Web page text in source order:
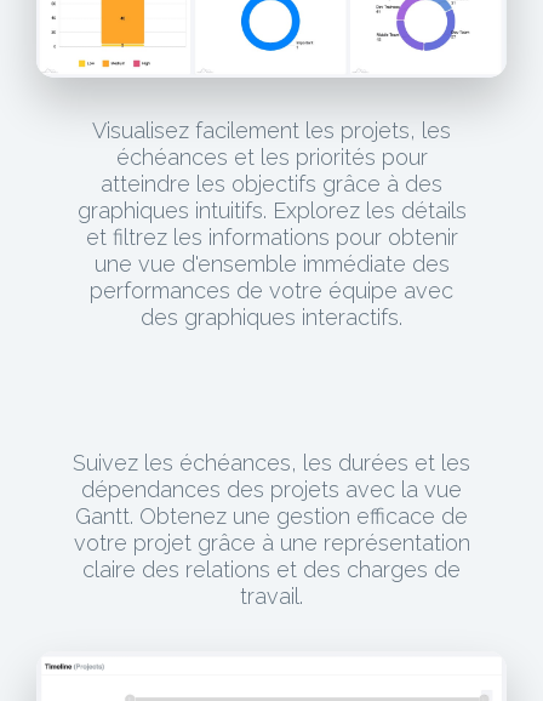
Visualisez facilement les projets, les
échéances et les priorités pour
atteindre les objectifs grâce à des
graphiques intuitifs. Explorez les détails
et filtrez les informations pour obtenir
une vue d'ensemble immédiate des
performances de votre équipe avec
des graphiques interactifs.
Suivez les échéances, les durées et les
dépendances des projets avec la vue
Gantt. Obtenez une gestion efficace de
votre projet grâce à une représentation
claire des relations et des charges de
travail.